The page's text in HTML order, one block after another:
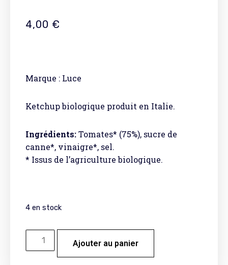
4,00 €
Marque : Luce
Ketchup biologique produit en Italie.
Ingrédients:Tomates* (75%), sucre de
canne*, vinaigre*, sel.
* Issus de l’agriculture biologique.
4 en stock
Ajouter au panier